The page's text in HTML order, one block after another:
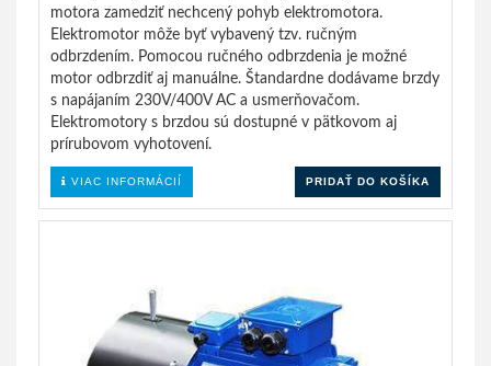
motora zamedziť nechcený pohyb elektromotora.
Elektromotor môže byť vybavený tzv. ručným
odbrzdením. Pomocou ručného odbrzdenia je možné
motor odbrzdiť aj manuálne. Štandardne dodávame brzdy
s napájaním 230V/400V AC a usmerňovačom.
Elektromotory s brzdou sú dostupné v pätkovom aj
prírubovom vyhotovení.
VIAC INFORMÁCIÍ PRIDAŤ DO KOŠÍKA